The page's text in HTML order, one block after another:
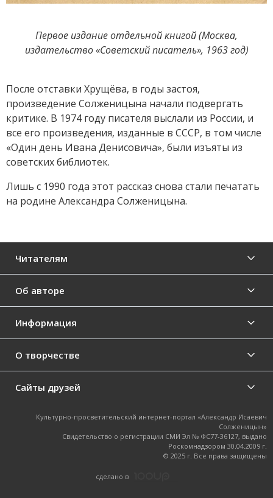
Первое издание отдельной книгой (Москва,
издательство «Советский писатель», 1963 год)
После отставки Хрущёва, в годы застоя,
произведение Солженицына начали подвергать
критике. В 1974 году писателя выслали из России, и
все его произведения, изданные в СССР, в том числе
«Один день Ивана Денисовича», были изъяты из
советских библиотек.
Лишь с 1990 года этот рассказ снова стали печатать
на родине Александра Солженицына.
Читателям
Об авторе
Информация
О творчестве
Сайты друзей
cделано в
Культурно-просветительский интернет-портал «Александр Исаевич
Солженицын»
Свидетельство о регистрации СМИ Эл № ФС77-36127, выдано
Роскомнадзором 30.04.2009 г.
© 2025 г. Все права защищены